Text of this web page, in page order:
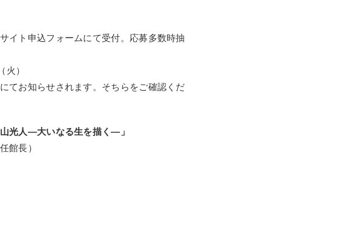
イト申込フォームにて受付。応募多数時抽
火）
てお知らせされます。そちらをご確認くだ
光人―大いなる生を描く―」
館長）